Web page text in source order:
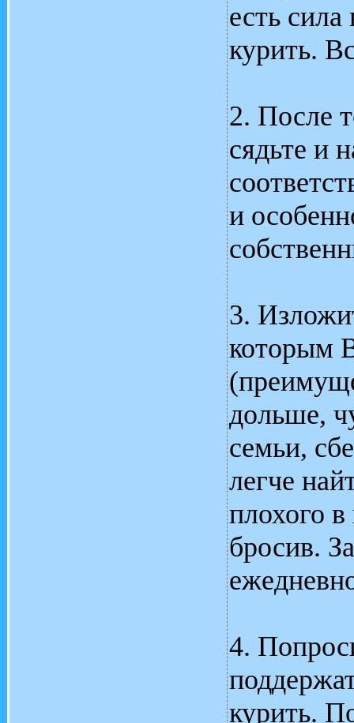
есть
курить.
2. После
сядьте и
и
3.
которым
дольше,
семьи,
легче
плохого
бросив.
4.
курить.